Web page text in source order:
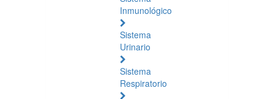
Inmunológico
Sistema
Urinario
Sistema
Respiratorio